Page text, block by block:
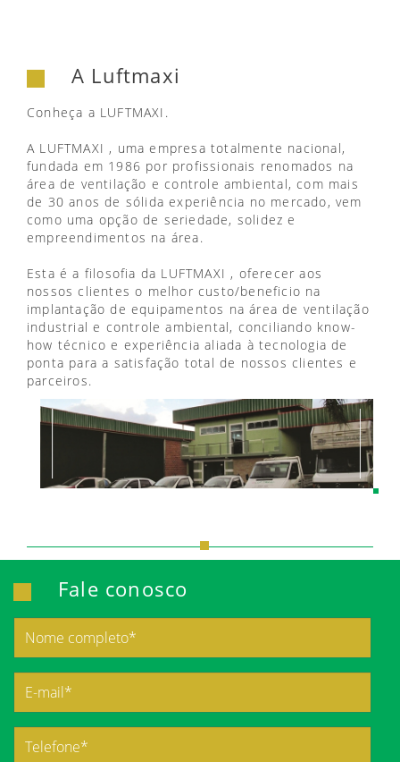
A Luftmaxi
Conheça a LUFTMAXI.
A LUFTMAXI , uma empresa totalmente nacional,
fundada em 1986 por profissionais renomados na
área de ventilação e controle ambiental, com mais
de 30 anos de sólida experiência no mercado, vem
como uma opção de seriedade, solidez e
empreendimentos na área.
Esta é a filosofia da LUFTMAXI , oferecer aos
nossos clientes o melhor custo/beneficio na
implantação de equipamentos na área de ventilação
industrial e controle ambiental, conciliando know-
how técnico e experiência aliada à tecnologia de
ponta para a satisfação total de nossos clientes e
parceiros.
Fale conosco